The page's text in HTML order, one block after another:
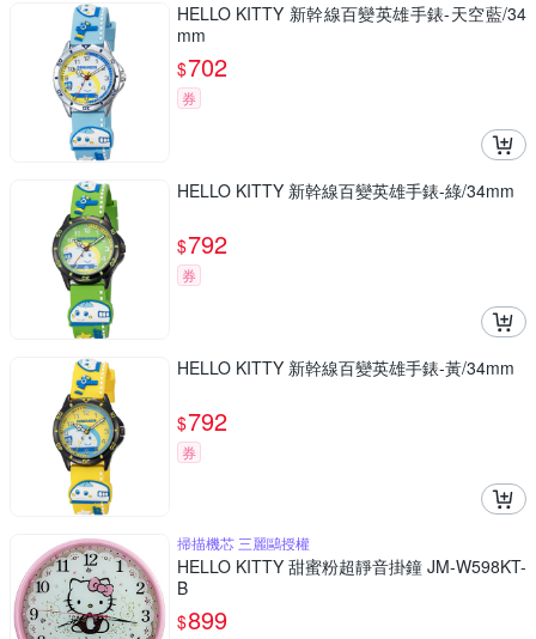
HELLO KITTY 新幹線百變英雄手錶-天空藍/34
mm
$702
券
HELLO KITTY 新幹線百變英雄手錶-綠/34mm
$792
券
HELLO KITTY 新幹線百變英雄手錶-黃/34mm
$792
券
掃描機芯 三麗鷗授權
HELLO KITTY 甜蜜粉超靜音掛鐘 JM-W598KT-
B
$899